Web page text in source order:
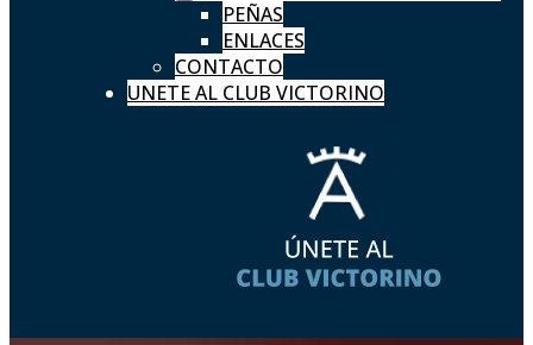
PEÑAS
ENLACES
CONTACTO
UNETE AL CLUB VICTORINO